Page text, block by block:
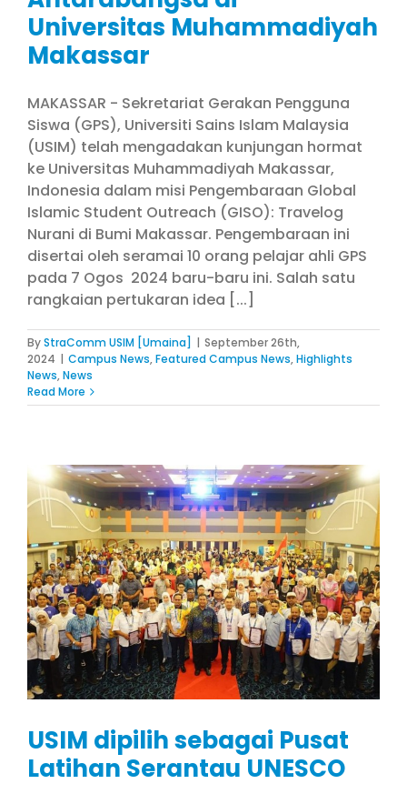
Universitas Muhammadiyah
Makassar
MAKASSAR - Sekretariat Gerakan Pengguna
Siswa (GPS), Universiti Sains Islam Malaysia
(USIM) telah mengadakan kunjungan hormat
ke Universitas Muhammadiyah Makassar,
Indonesia dalam misi Pengembaraan Global
Islamic Student Outreach (GISO): Travelog
Nurani di Bumi Makassar. Pengembaraan ini
disertai oleh seramai 10 orang pelajar ahli GPS
pada 7 Ogos 2024 baru-baru ini. Salah satu
rangkaian pertukaran idea [...]
ByStraComm USIM [Umaina] | September 26th,
2024 | Campus News,Featured Campus News,Highlights
News,News
Read More
USIM dipilih sebagai Pusat
Latihan Serantau UNESCO